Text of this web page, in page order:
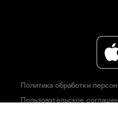
Политика обработки
Пользовательское